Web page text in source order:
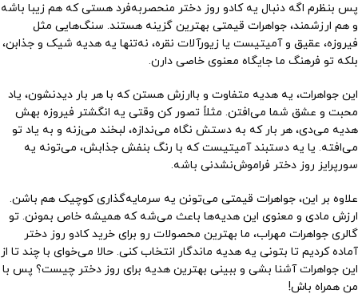
پس بنظرم اگه دنبال یه کادو روز دختر منحصربه‌فرد هستی که هم زیبا باشه
و هم ارزشمند، جواهرات قیمتی بهترین گزینه هستند. سنگ‌هایی مثل
فیروزه، عقیق و آمیتیست یا زیورآلات نقره، نه‌تنها یه هدیه شیک و جذابن،
بلکه تو فرهنگ ما جایگاه معنوی خاصی دارن.
این جواهرات، یه هدیه متفاوت و باارزش هستن که با هر بار دیدنشون، یاد
محبت و عشق شما می‌افتن. مثلاً تصور کن وقتی یه انگشتر فیروزه بهش
هدیه می‌دی، هر بار که به دستش نگاه می‌ندازه، لبخند می‌زنه و به یاد تو
می‌افته. یا یه دستبند آمیتیست که با رنگ بنفش جذابش، می‌تونه یه
سورپرایز روز دختر فراموش‌نشدنی باشه.
علاوه بر این، جواهرات قیمتی می‌تونن یه سرمایه‌گذاری کوچیک هم باشن.
ارزش مادی و معنوی این هدیه‌ها باعث می‌شه که همیشه خاص بمونن. تو
گالری جواهرات مهراب، ما بهترین محصولات رو برای خرید کادو روز دختر
آماده کردیم تا بتونی یه هدیه ماندگار انتخاب کنی. حالا می‌خوای با چند تا از
این جواهرات آشنا بشی و ببینی بهترین هدیه برای روز دختر چیست؟ پس با
من همراه باش!